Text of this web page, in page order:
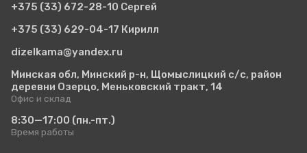
+375 (33) 672-28-10 Сергей
+375 (33) 629-04-17 Кирилл
dizelkama@yandex.ru
Минская обл, Минский р-н, Щомыслицкий с/с, район
деревни Озерцо, Меньковский тракт, 14
Офис и склад
8:30—17:00 (пн.-пт.)
Время работы